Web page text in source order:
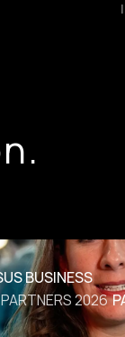
BUSINESS
2026